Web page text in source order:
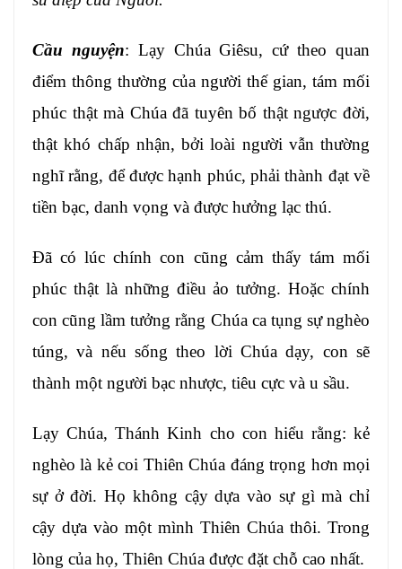
Cầu nguyện: Lạy Chúa Giêsu, cứ theo quan
điểm thông thường của người thế gian, tám mối
phúc thật mà Chúa đã tuyên bố thật ngược đời,
thật khó chấp nhận, bởi loài người vẫn thường
nghĩ rằng, để được hạnh phúc, phải thành đạt về
tiền bạc, danh vọng và được hưởng lạc thú.
Đã có lúc chính con cũng cảm thấy tám mối
phúc thật là những điều ảo tưởng. Hoặc chính
con cũng lầm tưởng rằng Chúa ca tụng sự nghèo
túng, và nếu sống theo lời Chúa dạy, con sẽ
thành một người bạc nhược, tiêu cực và u sầu.
Lạy Chúa, Thánh Kinh cho con hiểu rằng: kẻ
nghèo là kẻ coi Thiên Chúa đáng trọng hơn mọi
sự ở đời. Họ không cậy dựa vào sự gì mà chỉ
cậy dựa vào một mình Thiên Chúa thôi. Trong
lòng của họ, Thiên Chúa được đặt chỗ cao nhất.